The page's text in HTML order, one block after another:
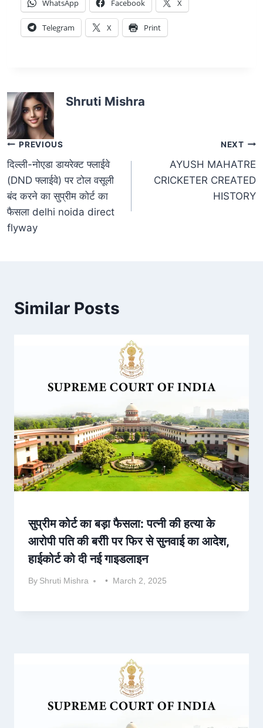
WhatsApp Facebook X
Telegram X Print
Shruti Mishra
PREVIOUS
दिल्ली-नोएडा डायरेक्ट फ्लाईवे
(DND फ्लाईवे) पर टोल वसूली
बंद करने का सुप्रीम कोर्ट का
फैसला delhi noida direct
flyway
NEXT
AYUSH MAHATRE
CRICKETER CREATED
HISTORY
Similar Posts
सुप्रीम कोर्ट का बड़ा फैसला: पत्नी की हत्या के
आरोपी पति की बरीी पर फिर से सुनवाई का आदेश,
हाईकोर्ट को दी नई गाइडलाइन
By Shruti Mishra March 2, 2025